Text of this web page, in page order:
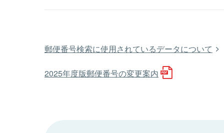
郵便番号検索に使用されているデータについて
2025年度版郵便番号の変更案内